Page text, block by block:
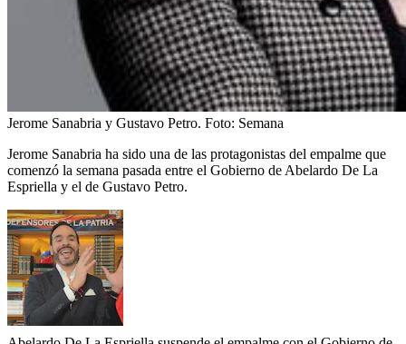
Jerome Sanabria y Gustavo Petro. Foto: Semana
Jerome Sanabria ha sido una de las protagonistas del empalme que
comenzó la semana pasada entre el Gobierno de Abelardo De La
Espriella y el de Gustavo Petro.